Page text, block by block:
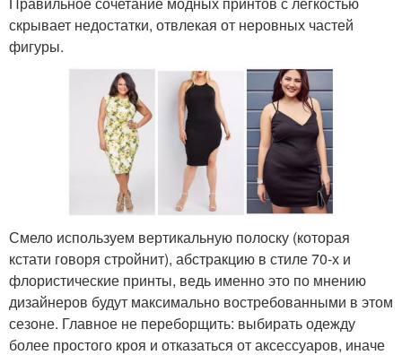
скрывает недостатки, отвлекая от неровных частей
фигуры.
Смело используем вертикальную полоску (которая
кстати говоря стройнит), абстракцию в стиле 70-х и
флористические принты, ведь именно это по мнению
дизайнеров будут максимально востребованными в этом
сезоне. Главное не переборщить: выбирать одежду
более простого кроя и отказаться от аксессуаров, иначе